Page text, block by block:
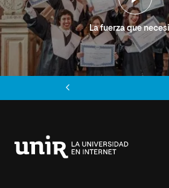
La fuerza que